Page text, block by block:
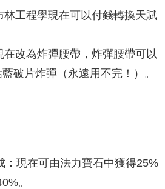
工程學現在可以付錢轉換天賦
改為炸彈腰帶，炸彈腰帶可以
破片炸彈（永遠用不完！）。
現在可由法力寶石中獲得25%
。